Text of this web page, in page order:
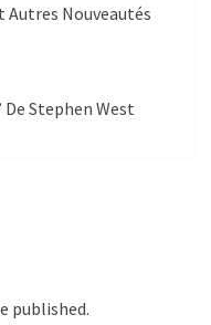
Autres Nouveautés
Stephen West
published.